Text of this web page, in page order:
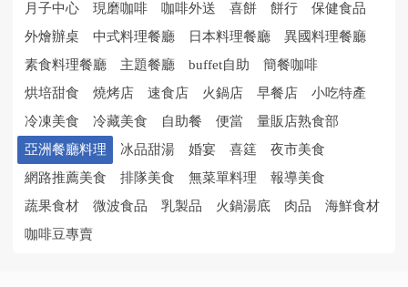
月子中心
現磨咖啡 咖啡外送 喜餅 餅行
保健食品
外燴辦桌
中式料理餐廳 日本料理餐廳
異國料理餐廳
素食料理餐廳
主題餐廳 buffet自助
簡餐咖啡
烘培甜食
燒烤店 速食店 火鍋店 早餐店
小吃特產
冷凍美食
冷藏美食 自助餐 便當
量販店熟食部
亞洲餐廳料理
冰品甜湯 婚宴 喜筳
夜市美食
網路推薦美食
排隊美食 無菜單料理
報導美食
蔬果食材
微波食品 乳製品 火鍋湯底 肉品
海鮮食材
咖啡豆專賣